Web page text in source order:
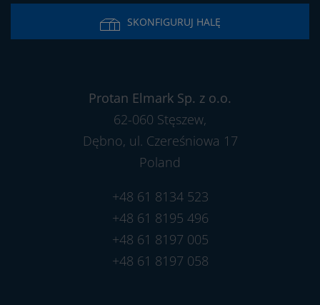
SKONFIGURUJ HALĘ
Protan Elmark Sp. z o.o.
62-060 Stęszew,
Dębno, ul. Czereśniowa 17
Poland
+48 61 8134 523
+48 61 8195 496
+48 61 8197 005
+48 61 8197 058